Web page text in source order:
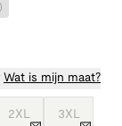
Wat is mijn maat?
2XL 3XL